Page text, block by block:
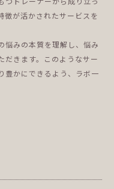
徴が活かされたサービスを
悩みの本質を理解し、悩み
だきます。このようなサー
豊かにできるよう、ラボ一